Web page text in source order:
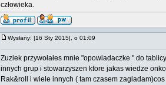
człowieka.
Wysłany: |16 Sty 2015|, o 01:09
Zuziek przywołałes mnie "opowiadaczke " do
innych grup i stowarzyszen ktore jakas wiedze
Rak&roll i wiele innych ( tam czasem